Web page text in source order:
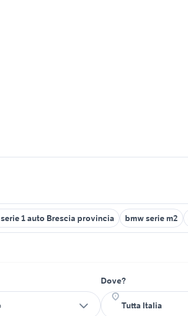
1 auto Brescia provincia bmw serie m2
Dove?